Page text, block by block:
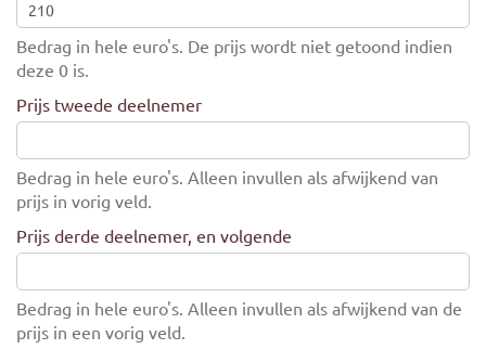
Bedrag in hele euro's. De prijs wordt niet getoond indien
deze 0 is.
Prijs tweede deelnemer
Bedrag in hele euro's. Alleen invullen als afwijkend van
prijs in vorig veld.
Prijs derde deelnemer, en volgende
Bedrag in hele euro's. Alleen invullen als afwijkend van de
prijs in een vorig veld.